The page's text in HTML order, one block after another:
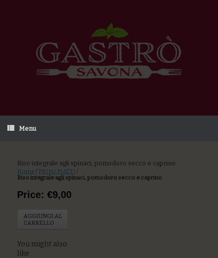
Menu
Riso integrale agli spinaci, pomodoro secco e caprino
Home / PRIMI PIATTI /
Riso integrale agli spinaci, pomodoro secco e caprino
Price: €9,00
AGGIUNGI AL
CARRELLO
You might also
like